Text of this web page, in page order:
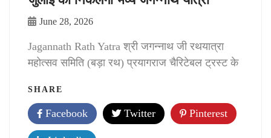
June 28, 2026
Jagannath Rath Yatra श्री जगन्नाथ जी रथयात्रा
महोत्सव समिति (बड़ा रथ) प्रयागराज चैरिटेबल ट्रस्ट के
SHARE
Facebook Twitter Pinterest